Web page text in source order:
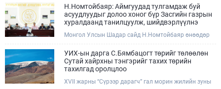
Н.Номтойбаяр: Аймгуудад тулгамдаж буй
асуудлуудыг долоо хоног бүр Засгийн газрын
хуралдаанд танилцуулж, шийдвэрлүүлнэ
Монгол Улсын Шадар сайд Н.Номтойбаяр өнөөдөр
сайдын 10 дугаар албан даалгавар, Улсын Онцгой
комиссын даргын 3 дугаар тушаалын хүрээнд
Өмнөговь аймагт байгаль орчин, уул уурхайн 358
зөрчил илрүүлж, 200 гаруйг нь арилгуулаад байна.
УИХ-ын дарга С.Бямбацогт төрийг төлөөлөн
Сутай хайрхны тэнгэрийг тахих төрийн
тахилгад оролцлоо
XVII жарны “Сүрээр дарагч” гал морин жилийн зуны